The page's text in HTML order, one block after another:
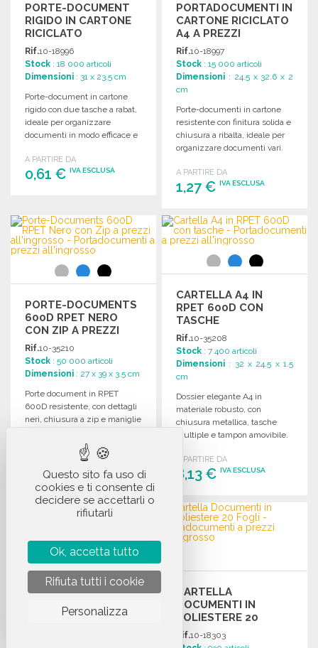
PORTE-DOCUMENT
RIGIDO IN CARTONE
RICICLATO
Rif.10-18996
Stock : 18 000 articoli
Dimensioni : 31 x 23.5 cm
Porte-document in cartone
rigido con due tasche a rabat,
ideale per organizzare
documenti in modo efficace e
A PARTIRE DA
0,61 € IVA ESCLUSA
Richiedi un preventivo
PORTADOCUMENTI IN
CARTONE RICICLATO
A4 A PREZZI
ALL'INGROSSO
Rif.10-18997
Stock : 15 000 articoli
Dimensioni : 24.5 x 32.6 x 2
cm
Porte-documenti in cartone
resistente con finitura solida e
chiusura a ribalta, ideale per
organizzare documenti vari.
A PARTIRE DA
1,27 €IVA ESCLUSA
ORDINARE
Richiedi un preventivo
PORTE-DOCUMENTS
600D RPET NERO
CON ZIP A PREZZI
ALL'INGROSSO
Rif.10-35210
Stock : 50 000 articoli
Dimensioni : 27 x 39 x 3.5 cm
Porte document in RPET
600D resistente, con dettagli
neri, chiusura a zip e maniglie
1,28 €
ORDINARE
CARTELLA A4 IN
RPET 600D CON
TASCHE
Rif.10-35208
Stock : 7 400 articoli
Dimensioni : 32 x 24.5 x 1.5
cm
Dossier elegante A4 in
materiale robusto, con
chiusura metallica, tasche
multiple e tampon amovibile.
documenti e accessori.
A PARTIRE DA
8,13 €IVA ESCLUSA
ORDINARE
Richiedi un preventivo
PORTE-DOCUMENTS
ELEGANTE 15 POLLICI
IN RPET A PREZZI
CARTELLA
DOCUMENTI IN
POLIESTERE 20
FOGLI
Rif.10-18303
Questo sito fa uso di
cookies e ti consente di
decidere se accettarli o
rifiutarli
Ok, accetta tutto
Rifiuta tutti i cookie
Personalizza